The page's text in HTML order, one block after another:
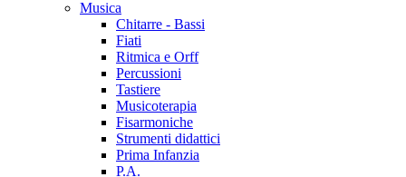
Musica
Chitarre - Bassi
Fiati
Ritmica e Orff
Percussioni
Tastiere
Musicoterapia
Fisarmoniche
Strumenti didattici
Prima Infanzia
P.A.